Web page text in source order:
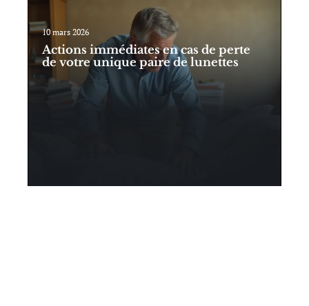
10 mars 2026
Actions immédiates en cas de perte
de votre unique paire de lunettes